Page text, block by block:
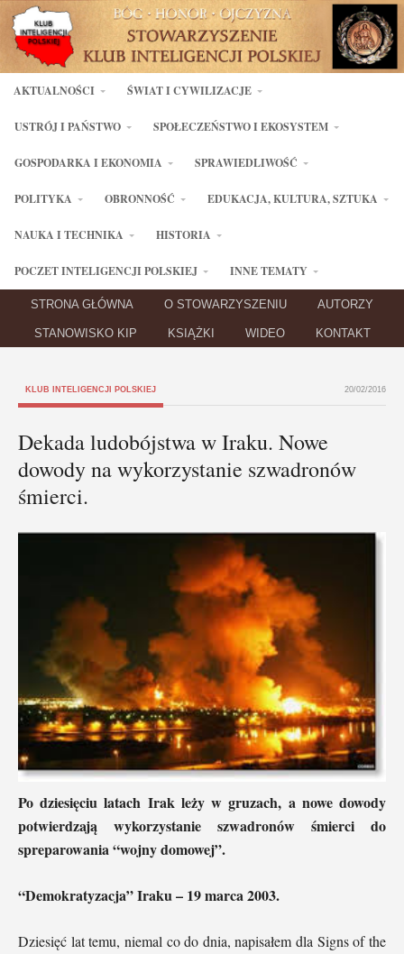
AKTUALNOŚCI ŚWIAT I CYWILIZACJE
USTRÓJ I PAŃSTWO SPOŁECZEŃSTWO I EKOSYSTEM
GOSPODARKA I EKONOMIA SPRAWIEDLIWOŚĆ
POLITYKA OBRONNOŚĆ EDUKACJA, KULTURA, SZTUKA
NAUKA I TECHNIKA HISTORIA
POCZET INTELIGENCJI POLSKIEJ INNE TEMATY
STRONA GŁÓWNA O STOWARZYSZENIU AUTORZY
STANOWISKO KIP KSIĄŻKI WIDEO KONTAKT
KLUB INTELIGENCJI POLSKIEJ 20/02/2016
Dekada ludobójstwa w Iraku. Nowe
dowody na wykorzystanie szwadronów
śmierci.
Po dziesięciu latach Irak leży w gruzach, a nowe dowody
potwierdzają wykorzystanie szwadronów śmierci do
spreparowania “wojny domowej”.
“Demokratyzacja” Iraku – 19 marca 2003.
Dziesięć lat temu, niemal co do dnia, napisałem dla Signs of the